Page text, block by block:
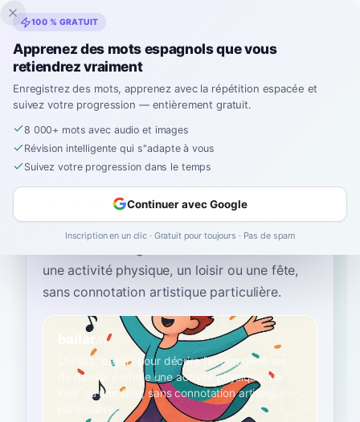
Inklingo
Accueil›Espagnol›French → espagnol ›danser
Comment dire "danser"
en espagnol
Le mot espagnol le plus courant pour
“danser”est “bailar”—utilisez "bailar" pour
une activité physique, un loisir ou une fête,
sans connotation artistique particulière.
bailar A1
Utilisez "bailar" pour décrire l'action générale
de danser comme une activité physique, un
loisir ou une fête, sans connotation artistique
particulière.
100 % GRATUIT
Apprenez des mots espagnols que vous
retiendrez vraiment
Enregistrez des mots, apprenez avec la répétition espacée et
suivez votre progression — entièrement gratuit.
8 000+ mots avec audio et images
Révision intelligente qui s''adapte à vous
Suivez votre progression dans le temps
Continuer avec Google
Inscription en un clic · Gratuit pour toujours · Pas de spam